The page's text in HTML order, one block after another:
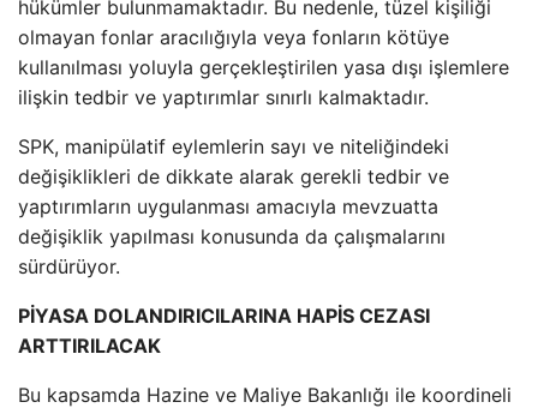
hükümler bulunmamaktadır. Bu nedenle, tüzel kişiliği
olmayan fonlar aracılığıyla veya fonların kötüye
kullanılması yoluyla gerçekleştirilen yasa dışı işlemlere
ilişkin tedbir ve yaptırımlar sınırlı kalmaktadır.
SPK, manipülatif eylemlerin sayı ve niteliğindeki
değişiklikleri de dikkate alarak gerekli tedbir ve
yaptırımların uygulanması amacıyla mevzuatta
değişiklik yapılması konusunda da çalışmalarını
sürdürüyor.
PİYASA DOLANDIRICILARINA HAPİS CEZASI
ARTTIRILACAK
Bu kapsamda Hazine ve Maliye Bakanlığı ile koordineli